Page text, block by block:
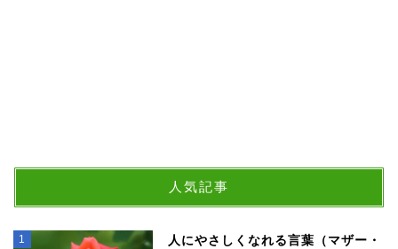
人気記事
1
人にやさしくなれる言葉（マザー・